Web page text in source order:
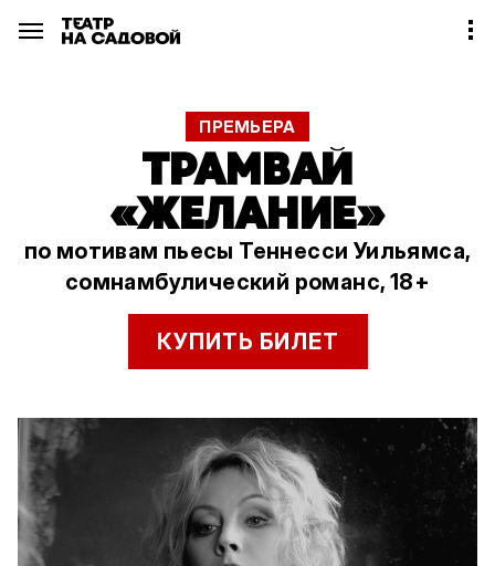
ПРЕМЬЕРА
ТРАМВАЙ
«ЖЕЛАНИЕ»
по мотивам пьесы Теннесси Уильямса,
сомнамбулический романс, 18+
КУПИТЬ БИЛЕТ